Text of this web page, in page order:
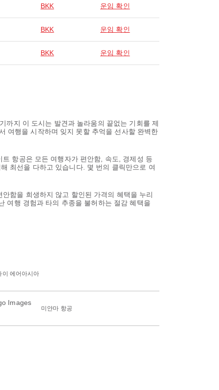
BKK 운임 확인
BKK 운임 확인
BKK 운임 확인
까지 이 도시는 발견과 놀라움의 끝없는 기회를 제
여행을 시작하며 잊지 못할 추억을 선사할 완벽한
항공은 모든 여행자가 편안함, 속도, 경제성 등
최선을 다하고 있습니다. 몇 번의 클릭만으로 여
함을 희생하지 않고 할인된 가격의 혜택을 누리
여행 경험과 타의 추종을 불허하는 절감 혜택을
이 에어아시아
미얀마 항공